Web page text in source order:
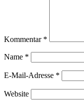
Kommentar *
Name *
E-Mail-Adresse *
Website